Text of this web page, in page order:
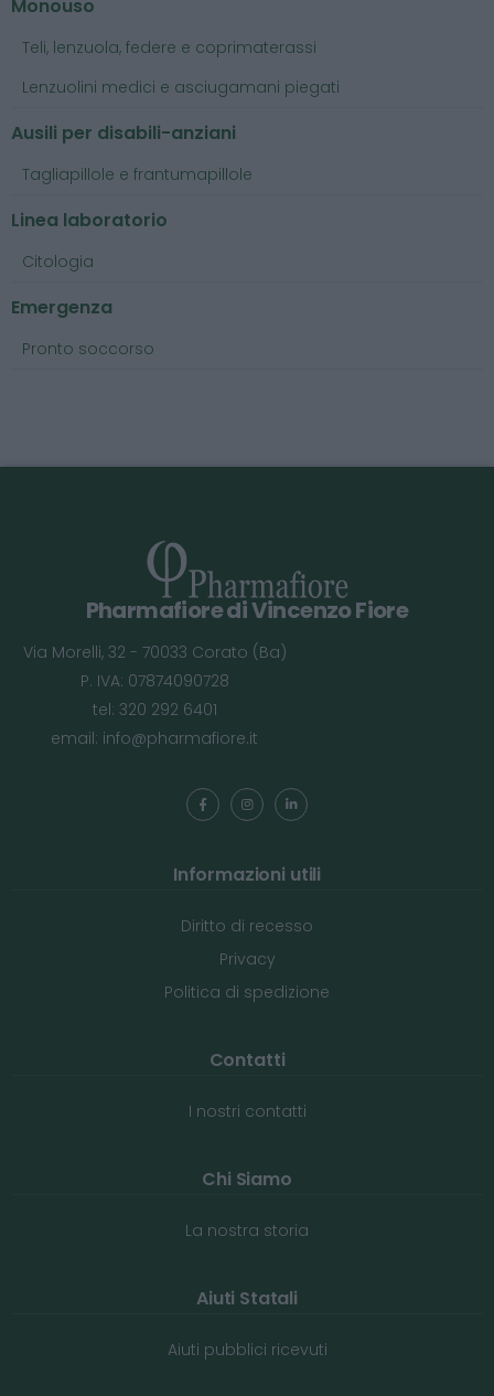
Monouso
Teli, lenzuola, federe e coprimaterassi
Lenzuolini medici e asciugamani piegati
Ausili per disabili-anziani
Tagliapillole e frantumapillole
Linea laboratorio
Citologia
Emergenza
Pronto soccorso
Pharmafiore di Vincenzo Fiore
Via Morelli, 32 - 70033 Corato (Ba)
P. IVA: 07874090728
tel: 320 292 6401
email: info@pharmafiore.it
Informazioni utili
Diritto di recesso
Privacy
Politica di spedizione
Contatti
I nostri contatti
Chi Siamo
La nostra storia
Aiuti Statali
Aiuti pubblici ricevuti